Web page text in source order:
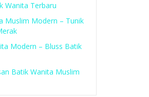
Wanita Terbaru
Muslim Modern – Tunik
Modern – Bluss Batik
Batik Wanita Muslim